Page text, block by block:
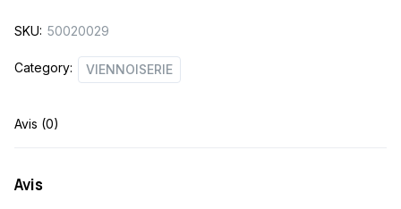
(UNIT)
SKU: 50020029
Category: VIENNOISERIE
Avis (0)
Avis